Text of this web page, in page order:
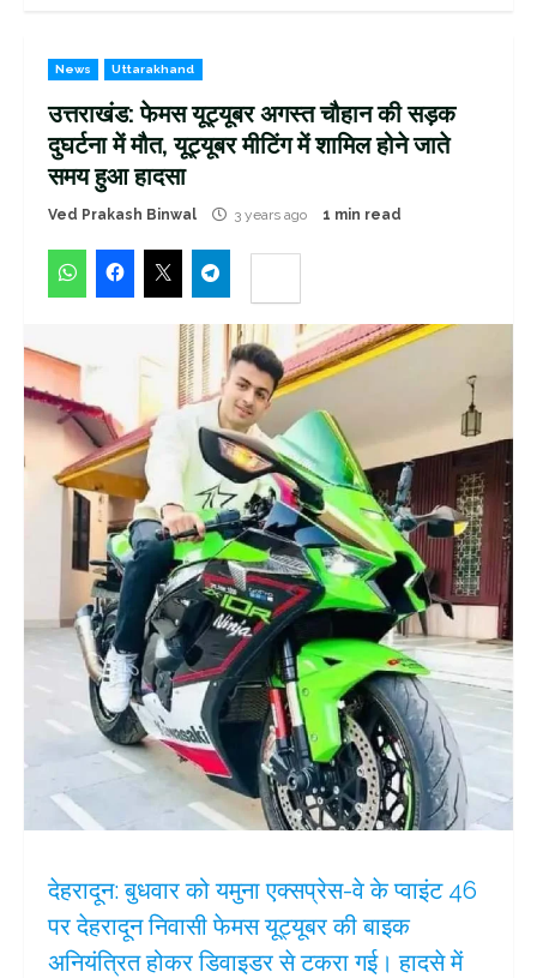
News Uttarakhand
उत्तराखंड: फेमस यूट्यूबर अगस्त चौहान की सड़क
दुघर्टना में मौत, यूट्यूबर मीटिंग में शामिल होने जाते
समय हुआ हादसा
Ved Prakash Binwal 3 years ago 1 min read
देहरादून: बुधवार को यमुना एक्सप्रेस-वे के प्वाइंट 46
पर देहरादून निवासी फेमस यूट्यूबर की बाइक
अनियंत्रित होकर डिवाइडर से टकरा गई। हादसे में